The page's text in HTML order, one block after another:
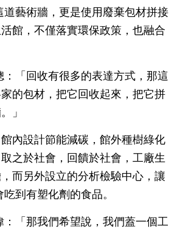
道藝術牆，更是使用廢棄包材拼接
館，不僅落實環保政策，也融合
「回收有很多的表達方式，那這
的包材，把它回收起來，把它拼
」
內設計節能減碳，館外種樹綠化
之於社會，回饋於社會，工廠生
而另外設立的分析檢驗中心，讓
到有塑化劑的食品。
「那我們希望說，我們蓋一個工